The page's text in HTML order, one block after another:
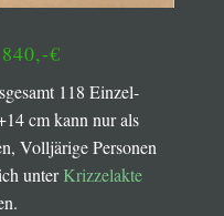
€
118 Einzel-
cm kann nur als
Volljärige Personen
unterKrizzelakte